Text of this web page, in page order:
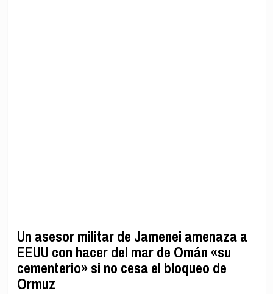
Un asesor militar de Jamenei amenaza a
EEUU con hacer del mar de Omán «su
cementerio» si no cesa el bloqueo de
Ormuz